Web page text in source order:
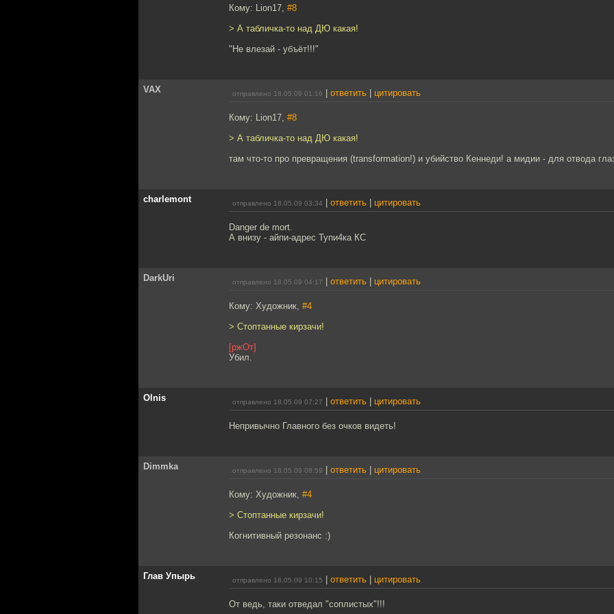
Кому: Lion17, #8
> А табличка-то над ДЮ какая!
"Не влезай - убъёт!!!"
VAX отправлено 18.05.09 01:16 ответить цитировать
Кому: Lion17, #8
> А табличка-то над ДЮ какая!
там что-то про превращения (transformation!) и убийство Кеннеди! а мидии - для отвода
charlemont отправлено 18.05.09 03:34 ответить цитировать
Danger de mort.
А внизу - айпи-адрес Тупи4ка КС
DarkUri отправлено 18.05.09 04:17 ответить цитировать
Кому: Художник, #4
> Стоптанные кирзачи!
[ржОт]
Убил.
Olnis отправлено 18.05.09 07:27 ответить цитировать
Непривычно Главного без очков видеть!
Dimmka отправлено 18.05.09 08:59 ответить цитировать
Кому: Художник, #4
> Стоптанные кирзачи!
Когнитивный резонанс :)
Глав Упырь отправлено 18.05.09 10:15 ответить цитировать
От ведь, таки отведал "соплистых"!!!